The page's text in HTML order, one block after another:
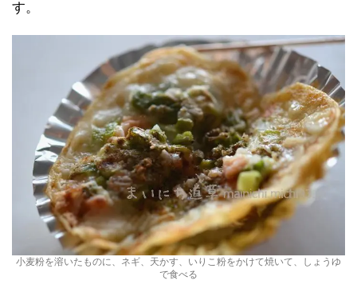
す。
小麦粉を溶いたものに、ネギ、天かす、いりこ粉をかけて焼いて、しょうゆ
で食べる